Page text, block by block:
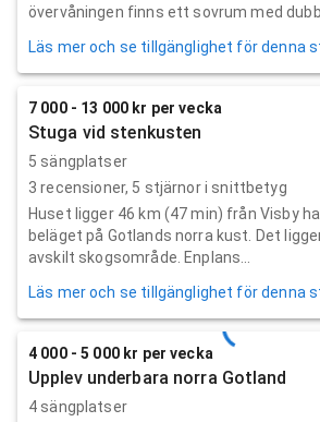
övervåningen finns ett sovrum med
Läs mer och se tillgänglighet för denna
7 000 - 13 000 kr per vecka
Stuga vid stenkusten
5 sängplatser
3 recensioner, 5 stjärnor i snittbetyg
Huset ligger 46 km (47 min) från Visby
beläget på Gotlands norra kust. Det
avskilt skogsområde. Enplans...
Läs mer och se tillgänglighet för denna
4 000 - 5 000 kr per vecka
Upplev underbara norra Gotland
4 sängplatser